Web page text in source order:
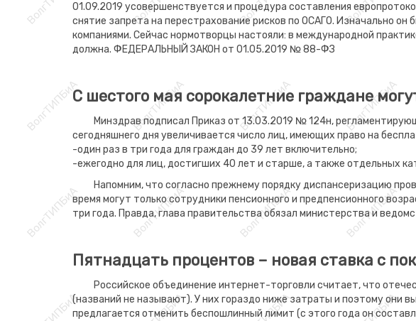
01.09.2019 усовершенствуется и процедура составления
снятие запрета на перестрахование рисков по ОСАГО. Изначально
компаниями. Сейчас нормотворцы настояли: в международной
должна. ФЕДЕРАЛЬНЫЙ ЗАКОН от 01.05.2019 № 88-ФЗ
С шестого мая сорокалетние граждане
Минздрав подписал Приказ от 13.03.2019 № 124н,
сегодняшнего дня увеличивается число лиц, имеющих право на
-один раз в три года для граждан до 39 лет включительно;
-ежегодно для лиц, достигших 40 лет и старше, а также отдельных
Напомним, что согласно прежнему порядку диспансеризацию
время могут только сотрудники пенсионного и предпенсионного
три года. Правда, глава правительства обязал министерства и
Пятнадцать процентов – новая ставка с
Российское объединение интернет-торговли считает, что
(названий не называют). У них гораздо ниже затраты и поэтому они
предлагается отменить беспошлинный лимит (с этого года он